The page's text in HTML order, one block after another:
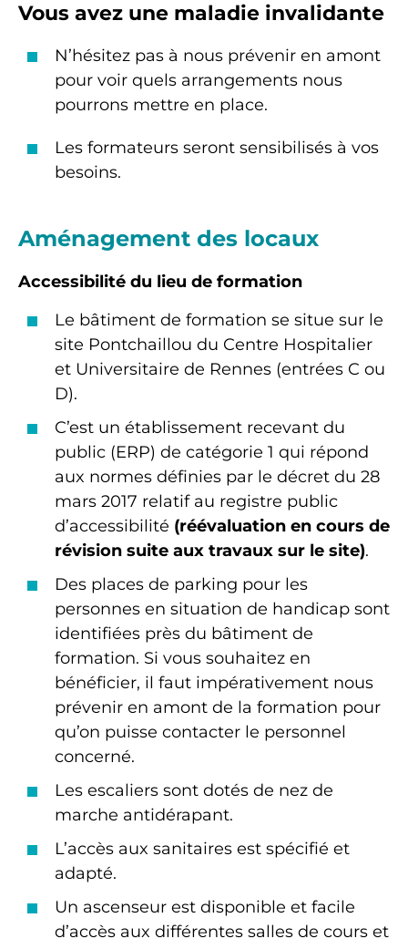
Vous avez une maladie invalidante
N’hésitez pas à nous prévenir en amont
pour voir quels arrangements nous
pourrons mettre en place.
Les formateurs seront sensibilisés à vos
besoins.
Aménagement des locaux
Accessibilité du lieu de formation
Le bâtiment de formation se situe sur le
site Pontchaillou du Centre Hospitalier
et Universitaire de Rennes (entrées C ou
D).
C’est un établissement recevant du
public (ERP) de catégorie 1 qui répond
aux normes définies par le décret du 28
mars 2017 relatif au registre public
d’accessibilité (réévaluation en cours de
révision suite aux travaux sur le site).
Des places de parking pour les
personnes en situation de handicap sont
identifiées près du bâtiment de
formation. Si vous souhaitez en
bénéficier, il faut impérativement nous
prévenir en amont de la formation pour
qu’on puisse contacter le personnel
concerné.
Les escaliers sont dotés de nez de
marche antidérapant.
L’accès aux sanitaires est spécifié et
adapté.
Un ascenseur est disponible et facile
d’accès aux différentes salles de cours et